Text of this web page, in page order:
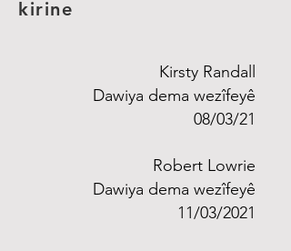
kirine
Kirsty Randall
Dawiya dema wezîfeyê
08/03/21
Robert Lowrie
Dawiya dema wezîfeyê
11/03/2021